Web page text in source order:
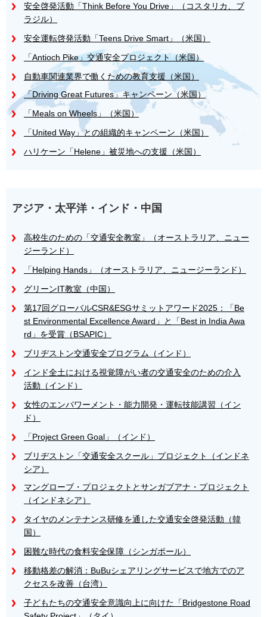
安全啓発活動「Think Before You Drive」（コスタリカ、ブ
ラジル）
安全運転啓発活動「Teens Drive Smart」（米国）
「Antioch Pike」交通安全プロジェクト（米国）
自動車関連業界で働くための教育支援（米国）
「Driving Great Futures」キャンペーン（米国）
「Meals on Wheels」（米国）
「United Way」との組織的キャンペーン（米国）
ハリケーン「Helene」被災地への支援（米国）
アジア・太平洋・インド・中国
高校生のための「交通安全教室」（オーストラリア、ニュー
ジーランド）
「Helping Hands」（オーストラリア、ニュージーランド）
グリーンIT教室（中国）
第17回グローバルCSR&ESGサミットアワード2025：「Be
st Environmental Excellence Award」と「Best in India Awa
rd」を受賞（BSAPIC）
ブリヂストン交通安全プログラム（インド）
インド全土における視覚障がい者の交通安全のための介入
活動（インド）
女性のエンパワーメント・能力開発・運転技能講習（イン
ド）
「Project Green Goal」（インド）
ブリヂストン「交通安全スクール」プロジェクト（インドネ
シア）
マングローブ・プロジェクトとサンガブアナ・プロジェクト
（インドネシア）
タイヤのメンテナンス研修を通した交通安全啓発活動（韓
国）
困難な時代の食料安全保障（シンガポール）
移動格差の解消：BuBuシェアリングサービスで地方でのア
クセスを改善（台湾）
子どもたちの交通安全意識向上に向けた「Bridgestone Road